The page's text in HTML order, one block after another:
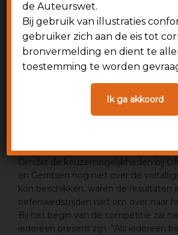
WE MOETEN IN DE SUB-TOP
MEEDRAAIEN ALS IEDEREEN
Anton Gerritsen de nieuwe trainer van
Gravenmoerse ONI, kijkt met
terug op de afgelopen oefenperiode:
aantal oorzaken, zoals vakantie en
van een aantal spelers, heb ik niet
zoals ik gewild had,” aldus de
Omdat de keuzemogelijkheden bij
en Gerritsen nog niet over de
kon beschikken, waren de resultaten
oefenwedstrijden niet om over naar
Bij het begin van de competitie zal
iedereen present zijn. ”Als iedereen
de Auteurswet.
Bij gebruik van illustraties
gebruiker zich aan de eis tot
bronvermelding en dient te
toestemming te worden
Ik ga akkoord